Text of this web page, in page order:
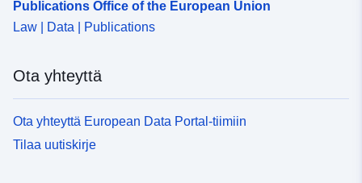
Publications Office of the European Union
Law | Data | Publications
Ota yhteyttä
Ota yhteyttä European Data Portal-tiimiin
Tilaa uutiskirje